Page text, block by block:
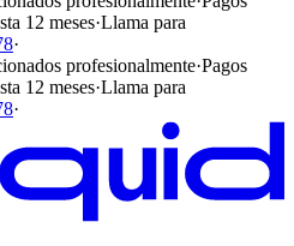
12 meses·Llama para
·
profesionalmente·Pagos
12 meses·Llama para
·